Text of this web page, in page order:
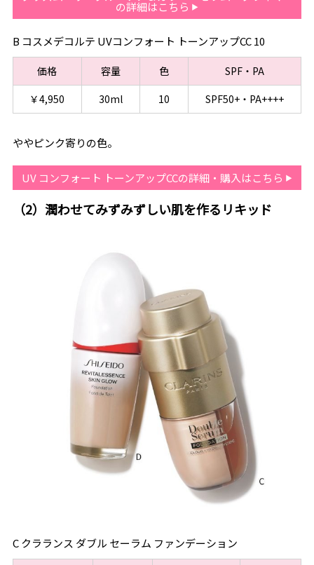
の詳細はこちら
B コスメデコルテ UVコンフォート トーンアップCC 10
価格 容量 色
SPF・PA
￥4,950
30ml 10 SPF50+・PA++++
ややピンク寄りの色。
UV コンフォート トーンアップCCの詳細・購入はこちら
（2）潤わせてみずみずしい肌を作るリキッド
C クラランス ダブル セーラム ファンデーション